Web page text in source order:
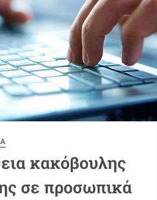
Εργασία
κακόβουλης
σε προσωπικά